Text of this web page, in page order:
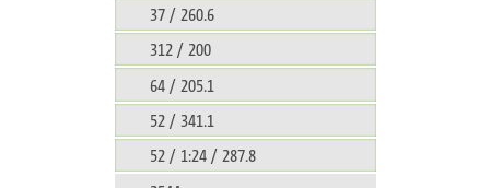
37 / 260.6
312 / 200
64 / 205.1
52 / 341.1
52 / 1:24 / 287.8